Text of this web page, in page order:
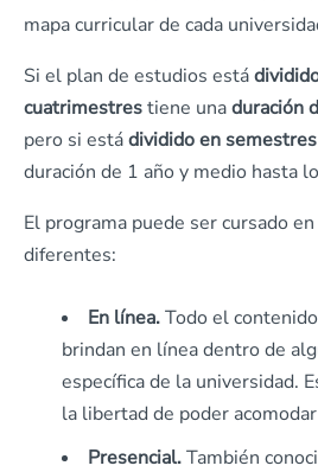
mapa curricular de cada
Si el plan de estudios está
cuatrimestrestiene unaduración
pero si estádividido en semestres
duración de 1 año y medio hasta
El programa puede ser cursado en
diferentes:
En línea.Todo el
brindan en línea dentro de
específica de la universidad.
la libertad de poder
Presencial.También